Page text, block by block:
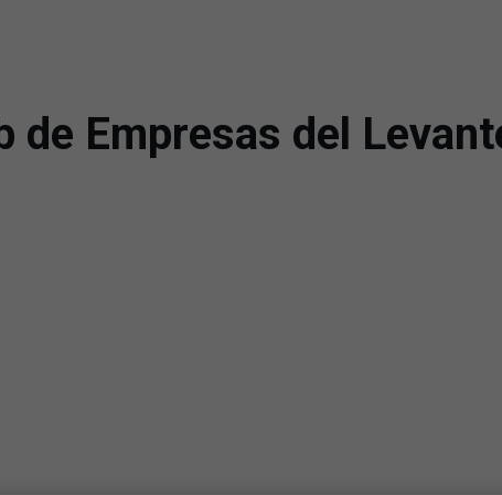
de Empresas del